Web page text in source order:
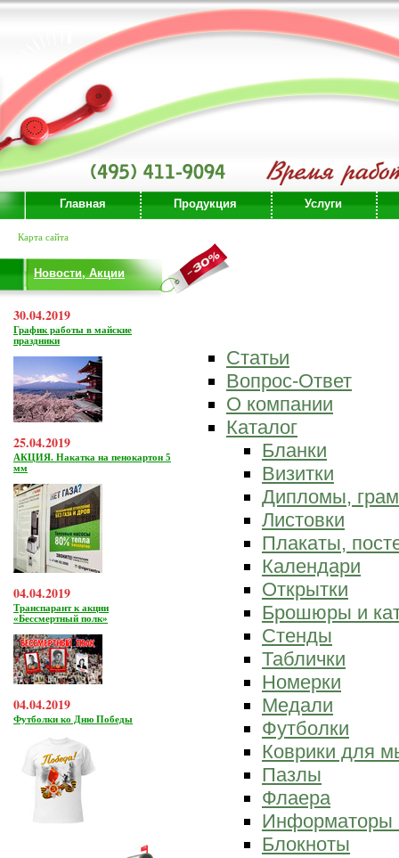
Главная Продукция Услуги
Карта сайта
Новости, Акции
30.04.2019
График работы в майские
праздники
25.04.2019
АКЦИЯ. Накатка на пенокартон 5
мм
04.04.2019
Транспарант к акции
«Бессмертный полк»
04.04.2019
Футболки ко Дню Победы
Статьи
Вопрос-Ответ
О компании
Каталог
Бланки
Визитки
Дипломы,
Листовки
Плакаты,
Календари
Открытки
Брошюры и
Стенды
Таблички
Номерки
Медали
Футболки
Коврики для
Пазлы
Флаера
Информаторы
Блокноты